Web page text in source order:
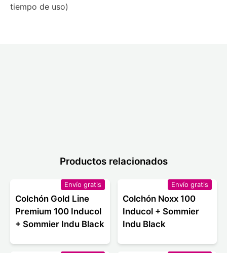
tiempo de uso)
Productos relacionados
Envío gratis
Colchón Gold Line
Premium 100 Inducol
+ Sommier Indu Black
Envío gratis
Colchón Noxx 100
Inducol + Sommier
Indu Black